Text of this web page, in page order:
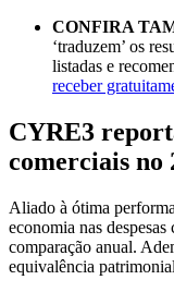
CONFIRA
‘traduzem’ os
listadas e
receber
CYRE3
comerciais no
Aliado à ótima
economia nas
comparação anual.
equivalência